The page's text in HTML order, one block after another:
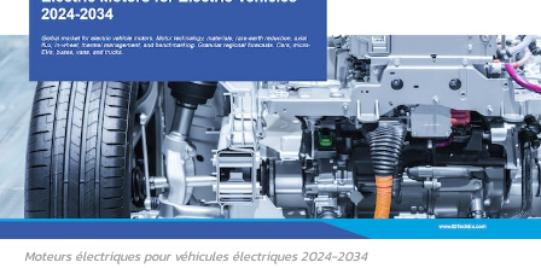
Moteurs électriques pour véhicules électriques 2024-2034